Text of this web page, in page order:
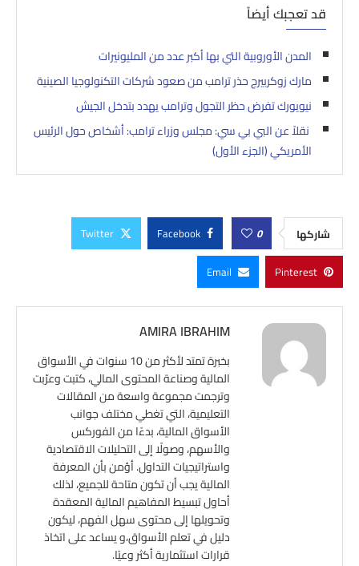
قد تعجبك أيضاً
المدن الأوروبية التي بها أكبر عدد من المليونيرات
مارك زوكربيرج حذر ترامب من صعود شركات التكنولوجيا الصينية
نيويورك تفرض حظر التجول وترامب يهدد بتدخل الجيش
نقلاً عن البي بي سي: مجلس وزراء ترامب: أشخاص حول الرئيس
الأمريكي (الجزء الأول)
شاركها 0
Facebook
Twitter
Pinterest
Email
AMIRA IBRAHIM
بخبرة تمتد لأكثر من 10 سنوات في الأسواق
المالية وصناعة المحتوى المالي، كتبت وعرّبت
وترجمت مجموعة واسعة من المقالات
التعليمية، التي تغطي مختلف جوانب
الأسواق المالية، بدءًا من الفوركس
والأسهم، وصولًا إلى التحليلات الاقتصادية
واستراتيجيات التداول. أؤمن بأن المعرفة
المالية يجب أن تكون متاحة للجميع، لذلك
أحاول تبسيط المفاهيم المالية المعقدة
وتحويلها إلى محتوى سهل الفهم، ليكون
دليل في تعلم الأسواق،و يساعد على اتخاذ
قرارات استثمارية أكثر وعيًا.